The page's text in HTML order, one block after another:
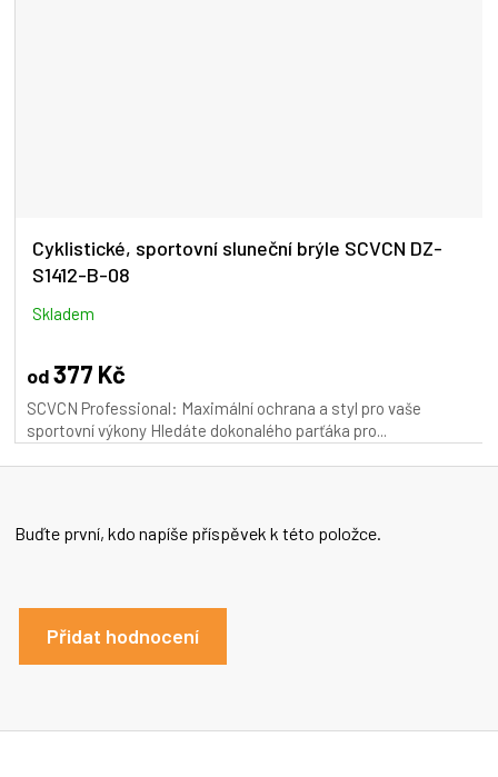
Cyklistické, sportovní sluneční brýle SCVCN DZ-
S1412-B-08
Skladem
od377 Kč
SCVCN Professional: Maximální ochrana a styl pro vaše
sportovní výkony Hledáte dokonalého parťáka pro...
Buďte první, kdo napíše příspěvek k této položce.
Přidat hodnocení